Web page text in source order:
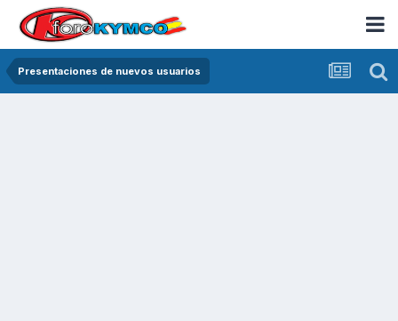
Presentaciones de nuevos usuarios